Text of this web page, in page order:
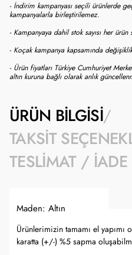
- İndirim kampanyası seçili ürünlerde
kampanyalarla birleştirilemez.
- Kampanyaya dahil stok sayısı her
- Koçak kampanya kapsamında
- Ürün fiyatları Türkiye Cumhuriyet
altın kuruna bağlı olarak anlık
ÜRÜN BILGISI
TAKSIT
TESLIMAT / İADE
Maden: Altın
Ürünlerimizin tamamı el
karatta (+/-) %5 sapma